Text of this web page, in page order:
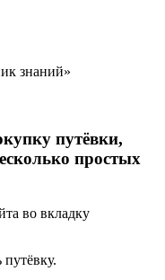
знаний»
путёвки,
простых
во вкладку